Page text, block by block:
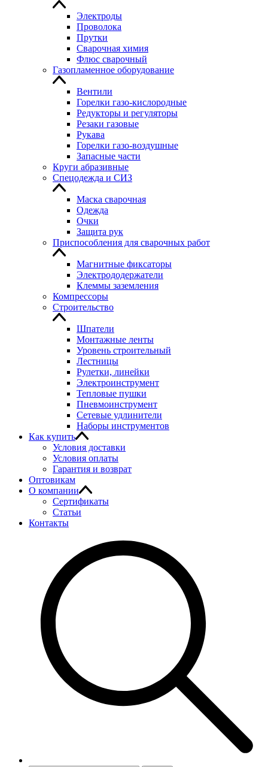
Электроды
Проволока
Прутки
Сварочная химия
Флюс сварочный
Газопламенное оборудование
Вентили
Горелки газо-кислородные
Редукторы и регуляторы
Резаки газовые
Рукава
Горелки газо-воздушные
Запасные части
Круги абразивные
Спецодежда и СИЗ
Маска сварочная
Одежда
Очки
Защита рук
Приспособления для сварочных работ
Магнитные фиксаторы
Электрододержатели
Клеммы заземления
Компрессоры
Строительство
Шпатели
Монтажные ленты
Уровень строительный
Лестницы
Рулетки, линейки
Электроинструмент
Тепловые пушки
Пневмоинструмент
Сетевые удлинители
Наборы инструментов
Как купить
Условия доставки
Условия оплаты
Гарантия и возврат
Оптовикам
О компании
Сертификаты
Статьи
Контакты